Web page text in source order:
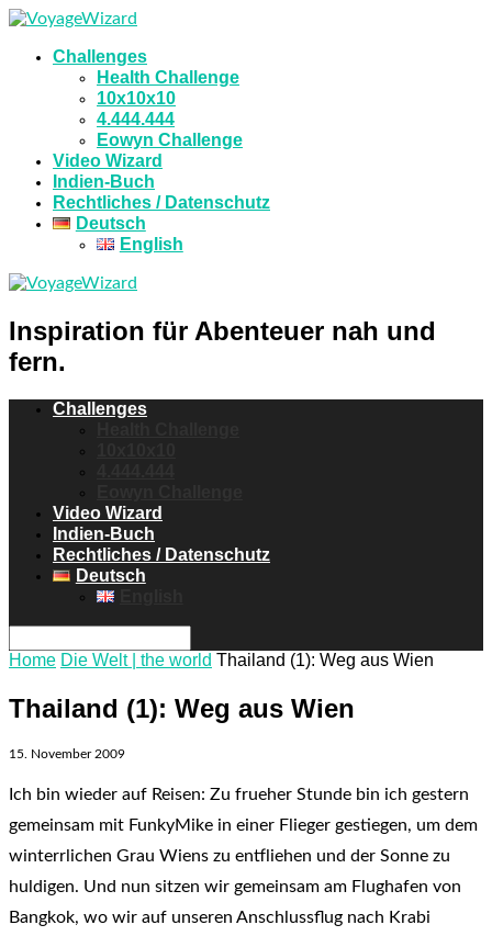
Challenges
Health Challenge
10x10x10
4.444.444
Eowyn Challenge
Video Wizard
Indien-Buch
Rechtliches / Datenschutz
Deutsch
English
Inspiration für Abenteuer nah und
fern.
Challenges
Video Wizard
Indien-Buch
Rechtliches / Datenschutz
Deutsch
Home Die Welt | the world Thailand (1): Weg aus Wien
Thailand (1): Weg aus Wien
15. November 2009
Ich bin wieder auf Reisen: Zu frueher Stunde bin ich gestern
gemeinsam mit FunkyMike in einer Flieger gestiegen, um dem
winterrlichen Grau Wiens zu entfliehen und der Sonne zu
huldigen. Und nun sitzen wir gemeinsam am Flughafen von
Bangkok, wo wir auf unseren Anschlussflug nach Krabi